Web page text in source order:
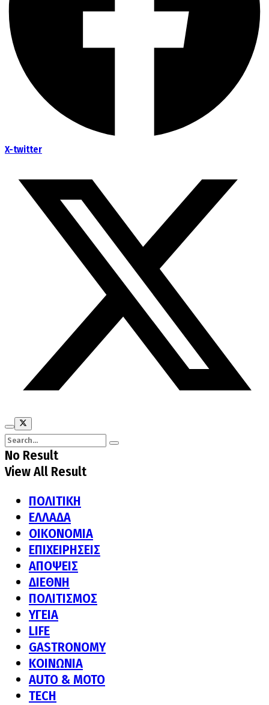
X-twitter
No Result
View All Result
ΠΟΛΙΤΙΚΗ
ΕΛΛΑΔΑ
ΟΙΚΟΝΟΜΙΑ
ΕΠΙΧΕΙΡΗΣΕΙΣ
ΑΠΟΨΕΙΣ
ΔΙΕΘΝΗ
ΠΟΛΙΤΙΣΜΟΣ
ΥΓΕΙΑ
LIFE
GASTRONOMY
ΚΟΙΝΩΝΙΑ
AUTO & MOTO
TECH